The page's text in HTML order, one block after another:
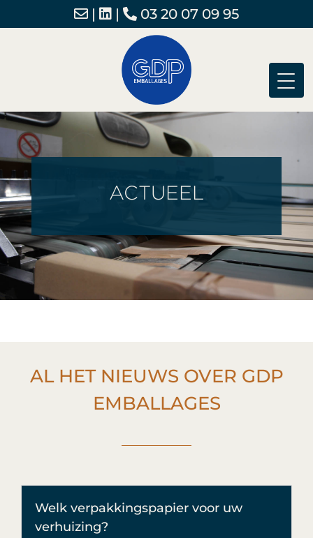
| | 03 20 07 09 95
ACTUEEL
AL HET NIEUWS OVER GDP
EMBALLAGES
Welk verpakkingspapier voor uw
verhuizing?